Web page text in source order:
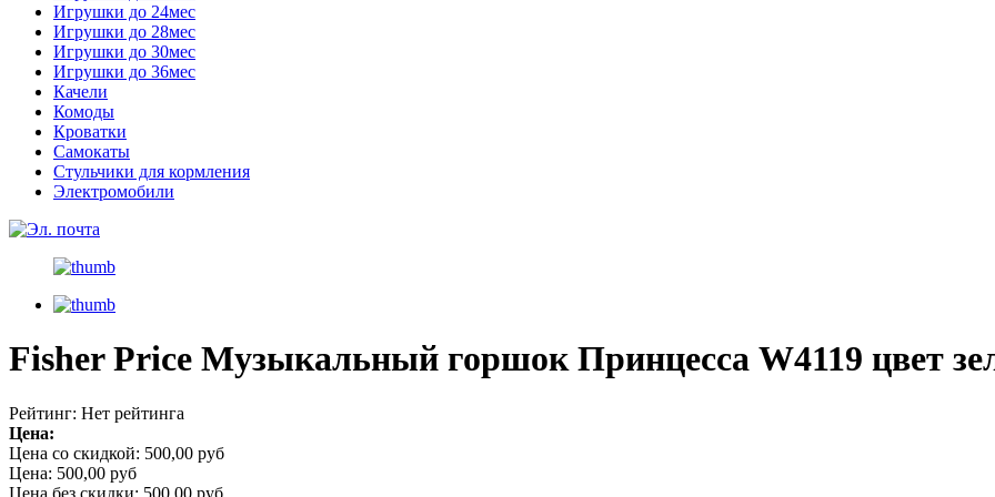
Игрушки до 24мес
Игрушки до 28мес
Игрушки до 30мес
Игрушки до 36мес
Качели
Комоды
Кроватки
Самокаты
Стульчики для кормления
Электромобили
Fisher Price Музыкальный горшок Принцесса W4119 цвет
Рейтинг: Нет рейтинга
Цена:
Цена со скидкой: 500,00 руб
Цена: 500,00 руб
Цена без скидки: 500,00 руб